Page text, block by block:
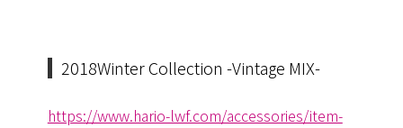
2018Winter Collection -Vintage MIX-
https://www.hario-lwf.com/accessories/item-